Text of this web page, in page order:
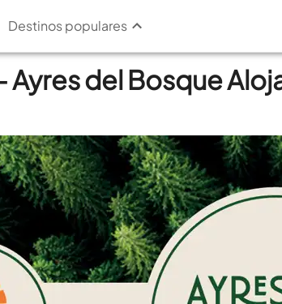
Destinos populares
Ayres del Bosque